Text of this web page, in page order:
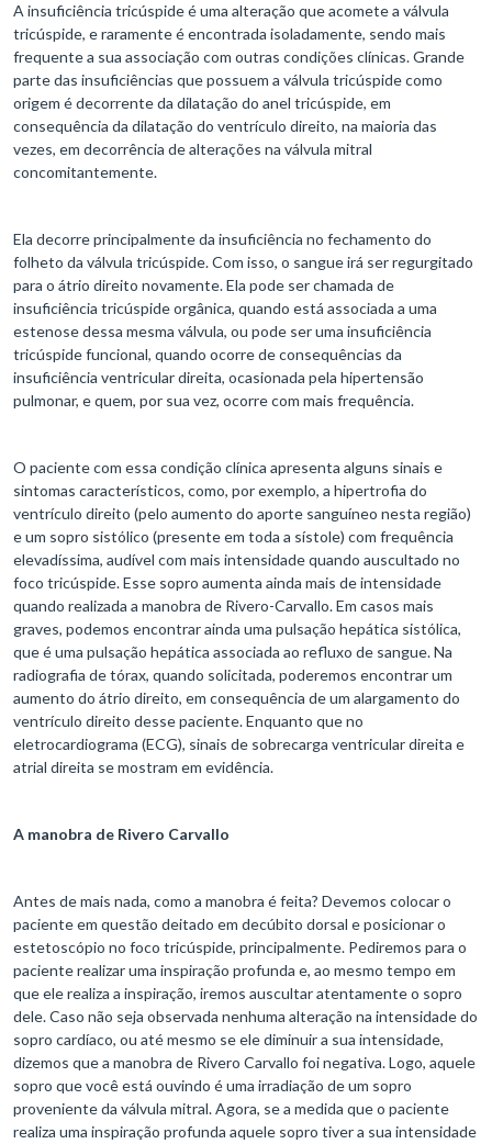
A insuficiência tricúspide é uma alteração que acomete a válvula
tricúspide, e raramente é encontrada isoladamente, sendo mais
frequente a sua associação com outras condições clínicas. Grande
parte das insuficiências que possuem a válvula tricúspide como
origem é decorrente da dilatação do anel tricúspide, em
consequência da dilatação do ventrículo direito, na maioria das
vezes, em decorrência de alterações na válvula mitral
concomitantemente.
Ela decorre principalmente da insuficiência no fechamento do
folheto da válvula tricúspide. Com isso, o sangue irá ser regurgitado
para o átrio direito novamente. Ela pode ser chamada de
insuficiência tricúspide orgânica, quando está associada a uma
estenose dessa mesma válvula, ou pode ser uma insuficiência
tricúspide funcional, quando ocorre de consequências da
insuficiência ventricular direita, ocasionada pela hipertensão
pulmonar, e quem, por sua vez, ocorre com mais frequência.
O paciente com essa condição clínica apresenta alguns sinais e
sintomas característicos, como, por exemplo, a hipertrofia do
ventrículo direito (pelo aumento do aporte sanguíneo nesta região)
e um sopro sistólico (presente em toda a sístole) com frequência
elevadíssima, audível com mais intensidade quando auscultado no
foco tricúspide. Esse sopro aumenta ainda mais de intensidade
quando realizada a manobra de Rivero-Carvallo. Em casos mais
graves, podemos encontrar ainda uma pulsação hepática sistólica,
que é uma pulsação hepática associada ao refluxo de sangue. Na
radiografia de tórax, quando solicitada, poderemos encontrar um
aumento do átrio direito, em consequência de um alargamento do
ventrículo direito desse paciente. Enquanto que no
eletrocardiograma (ECG), sinais de sobrecarga ventricular direita e
atrial direita se mostram em evidência.
A manobra de Rivero Carvallo
Antes de mais nada, como a manobra é feita? Devemos colocar o
paciente em questão deitado em decúbito dorsal e posicionar o
estetoscópio no foco tricúspide, principalmente. Pediremos para o
paciente realizar uma inspiração profunda e, ao mesmo tempo em
que ele realiza a inspiração, iremos auscultar atentamente o sopro
dele. Caso não seja observada nenhuma alteração na intensidade do
sopro cardíaco, ou até mesmo se ele diminuir a sua intensidade,
dizemos que a manobra de Rivero Carvallo foi negativa. Logo, aquele
sopro que você está ouvindo é uma irradiação de um sopro
proveniente da válvula mitral. Agora, se a medida que o paciente
realiza uma inspiração profunda aquele sopro tiver a sua intensidade